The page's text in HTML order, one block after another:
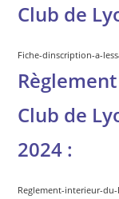
Club de
Fiche-dinscription-a-
Club de
2024 :
Reglement-interieur-du-